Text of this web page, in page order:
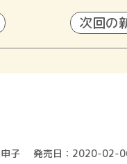
次回の
子 発売日：2020-02-